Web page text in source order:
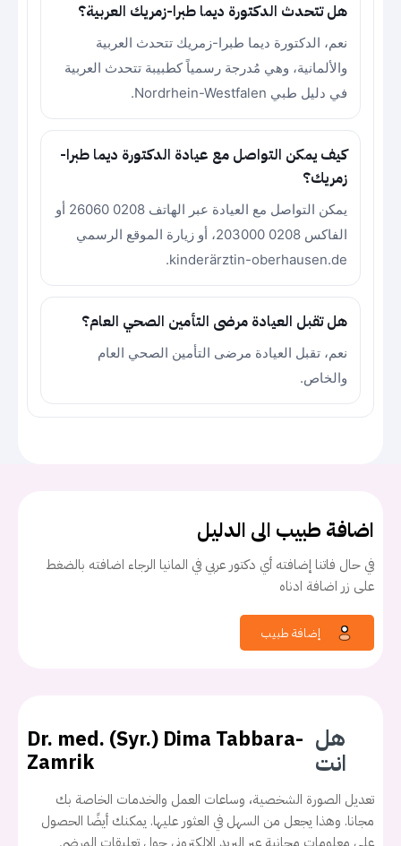
هل تتحدث الدكتورة ديما طبرا-زمريك العربية؟
نعم، الدكتورة ديما طبرا-زمريك تتحدث العربية
والألمانية، وهي مُدرجة رسمياً كطبيبة تتحدث العربية
في دليل طبي Nordrhein-Westfalen.
كيف يمكن التواصل مع عيادة الدكتورة ديما طبرا-
زمريك؟
يمكن التواصل مع العيادة عبر الهاتف 0208 26060 أو
الفاكس 0208 203000، أو زيارة الموقع الرسمي
kinderärztin-oberhausen.de.
هل تقبل العيادة مرضى التأمين الصحي العام؟
نعم، تقبل العيادة مرضى التأمين الصحي العام
والخاص.
اضافة طبيب الى الدليل
في حال فاتنا إضافته أي دكتور عربي في المانيا الرجاء اضافته بالضغط
على زر اضافة ادناه
هل
انت
Dr. med. (Syr.) Dima Tabbara-
Zamrik
تعديل الصورة الشخصية، وساعات العمل والخدمات الخاصة بك
مجانا. وهذا يجعل من السهل في العثور عليها. يمكنك أيضًا الحصول